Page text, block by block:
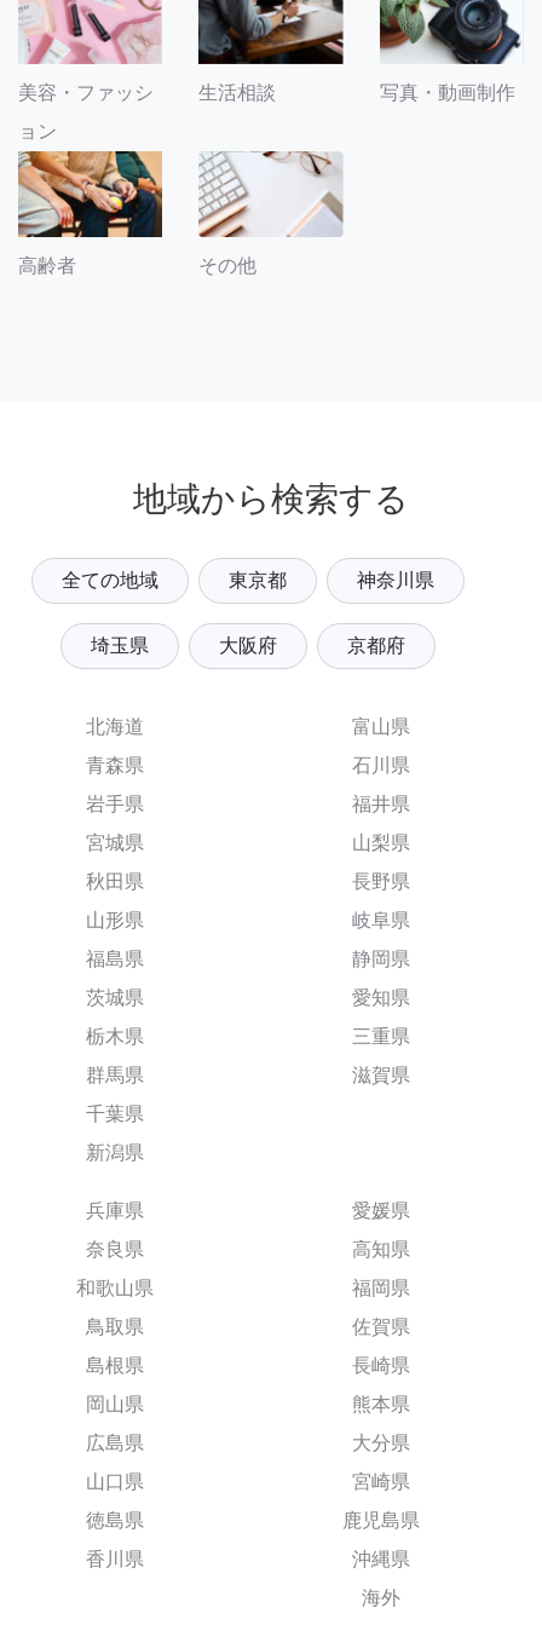
美容・ファッシ
ョン
生活相談 写真・動画制作
高齢者 その他
地域から検索する
全ての地域 東京都 神奈川県
埼玉県 大阪府 京都府
北海道
青森県
岩手県
宮城県
秋田県
山形県
福島県
茨城県
栃木県
群馬県
千葉県
新潟県
富山県
石川県
福井県
山梨県
長野県
岐阜県
静岡県
愛知県
三重県
滋賀県
兵庫県
奈良県
和歌山県
鳥取県
島根県
岡山県
広島県
山口県
徳島県
香川県
愛媛県
高知県
福岡県
佐賀県
長崎県
熊本県
大分県
宮崎県
鹿児島県
沖縄県
海外